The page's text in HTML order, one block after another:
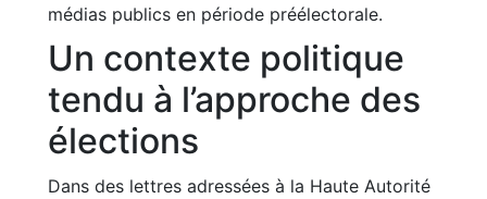
médias publics en période préélectorale.
Un contexte politique
tendu à l’approche des
élections
Dans des lettres adressées à la Haute Autorité